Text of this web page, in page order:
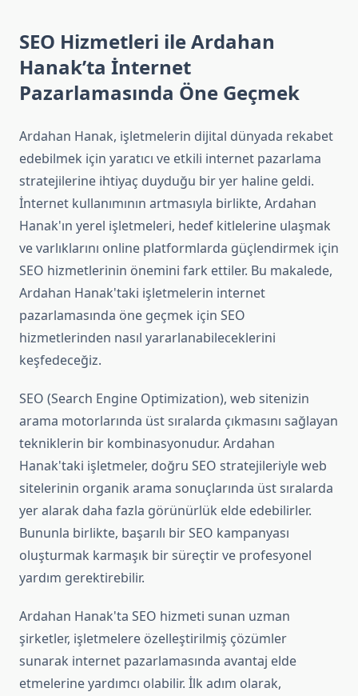
SEO Hizmetleri ile Ardahan
Hanak’ta İnternet
Pazarlamasında Öne Geçmek
Ardahan Hanak, işletmelerin dijital dünyada rekabet
edebilmek için yaratıcı ve etkili internet pazarlama
stratejilerine ihtiyaç duyduğu bir yer haline geldi.
İnternet kullanımının artmasıyla birlikte, Ardahan
Hanak'ın yerel işletmeleri, hedef kitlelerine ulaşmak
ve varlıklarını online platformlarda güçlendirmek için
SEO hizmetlerinin önemini fark ettiler. Bu makalede,
Ardahan Hanak'taki işletmelerin internet
pazarlamasında öne geçmek için SEO
hizmetlerinden nasıl yararlanabileceklerini
keşfedeceğiz.
SEO (Search Engine Optimization), web sitenizin
arama motorlarında üst sıralarda çıkmasını sağlayan
tekniklerin bir kombinasyonudur. Ardahan
Hanak'taki işletmeler, doğru SEO stratejileriyle web
sitelerinin organik arama sonuçlarında üst sıralarda
yer alarak daha fazla görünürlük elde edebilirler.
Bununla birlikte, başarılı bir SEO kampanyası
oluşturmak karmaşık bir süreçtir ve profesyonel
yardım gerektirebilir.
Ardahan Hanak'ta SEO hizmeti sunan uzman
şirketler, işletmelere özelleştirilmiş çözümler
sunarak internet pazarlamasında avantaj elde
etmelerine yardımcı olabilir. İlk adım olarak,